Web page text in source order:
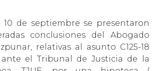
10 de septiembre se presentaron
conclusiones del Abogado
relativas al asunto C125-18
el Tribunal de Justicia de la